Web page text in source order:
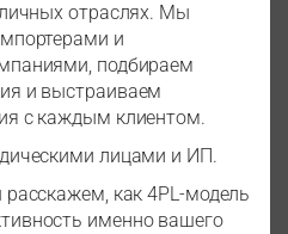
отраслях. Мы
и
подбираем
и выстраиваем
с каждым клиентом.
лицами и ИП.
как 4PL-модель
именно вашего